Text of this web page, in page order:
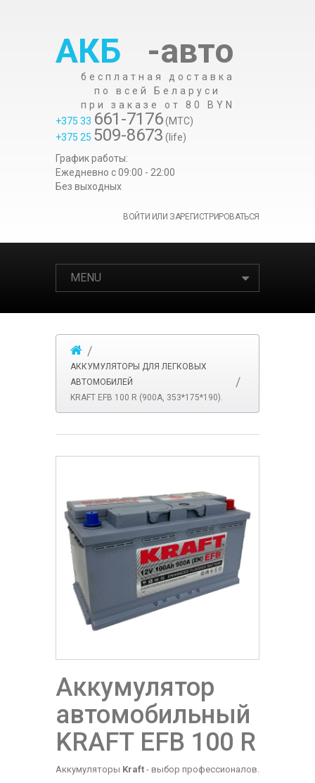
АКБ -авто
бесплатная доставка
по всей Беларуси
при заказе от 80 BYN
+375 33 661-7176(МТС)
+375 25 509-8673 (life)
График работы:
Ежедневно c 09:00 - 22:00
Без выходных
ВОЙТИ ИЛИ ЗАРЕГИСТРИРОВАТЬСЯ
MENU
АККУМУЛЯТОРЫ ДЛЯ ЛЕГКОВЫХ
АВТОМОБИЛЕЙ
KRAFT EFB 100 R (900A, 353*175*190).
Аккумулятор
автомобильный
KRAFT EFB 100 R
Аккумуляторы Kraft - выбор профессионалов.